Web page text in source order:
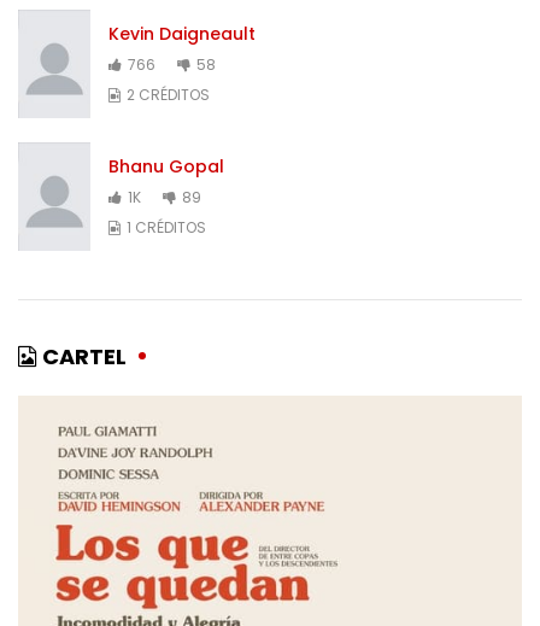
Kevin Daigneault
766
58
2 CRÉDITOS
Bhanu Gopal
1K
89
1 CRÉDITOS
CARTEL